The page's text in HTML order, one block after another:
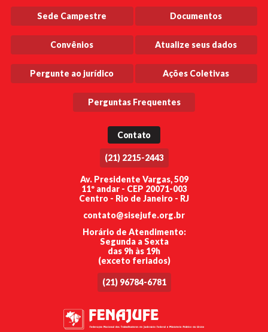
Sede Campestre Documentos
Convênios Atualize seus dados
Pergunte ao jurídico Ações Coletivas
Perguntas Frequentes
Contato
(21) 2215-2443
Av. Presidente Vargas, 509
11º andar - CEP 20071-003
Centro - Rio de Janeiro - RJ
contato@sisejufe.org.br
Horário de Atendimento:
Segunda a Sexta
das 9h às 19h
(exceto feriados)
(21) 96784-6781